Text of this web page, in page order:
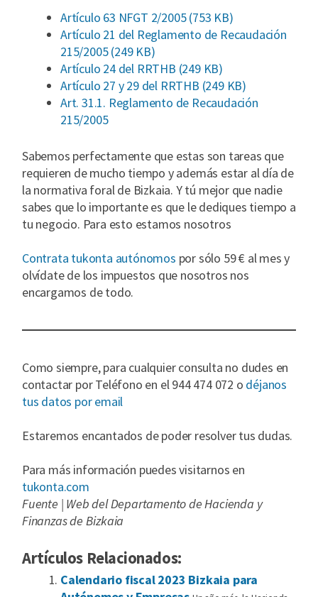
Artículo 63 NFGT 2/2005 (753 KB)
Artículo 21 del Reglamento de Recaudación
215/2005 (249 KB)
Artículo 24 del RRTHB (249 KB)
Artículo 27 y 29 del RRTHB (249 KB)
Art. 31.1. Reglamento de Recaudación
215/2005
Sabemos perfectamente que estas son tareas que
requieren de mucho tiempo y además estar al día de
la normativa foral de Bizkaia. Y tú mejor que nadie
sabes que lo importante es que le dediques tiempo a
tu negocio. Para esto estamos nosotros
Contrata tukonta autónomos por sólo 59 € al mes y
olvídate de los impuestos que nosotros nos
encargamos de todo.
Como siempre, para cualquier consulta no dudes en
contactar por Teléfono en el 944 474 072 o déjanos
tus datos por email
Estaremos encantados de poder resolver tus dudas.
Para más información puedes visitarnos en
tukonta.com
Fuente | Web del Departamento de Hacienda y
Finanzas de Bizkaia
Artículos Relacionados:
Calendario fiscal 2023 Bizkaia para